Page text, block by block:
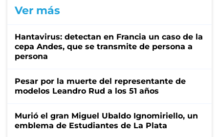
Ver más
Hantavirus: detectan en Francia un caso de la
cepa Andes, que se transmite de persona a
persona
Pesar por la muerte del representante de
modelos Leandro Rud a los 51 años
Murió el gran Miguel Ubaldo Ignomiriello, un
emblema de Estudiantes de La Plata